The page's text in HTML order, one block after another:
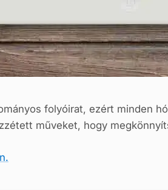
folyóirat, ezért minden
műveket, hogy